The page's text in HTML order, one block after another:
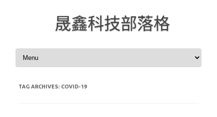
晟鑫科技部落格
Skip to content
TAG ARCHIVES: COVID-19